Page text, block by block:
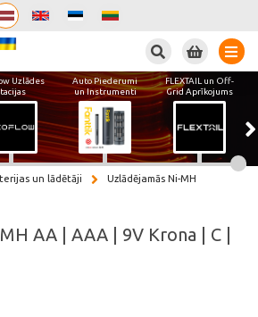
Uzlādes
Auto Piederumi
un Instrumenti
FLEXTAIL un Off-
Grid Aprīkojums
un lādētāji Uzlādējamās Ni-MH
AA | AAA | 9V Krona | C |